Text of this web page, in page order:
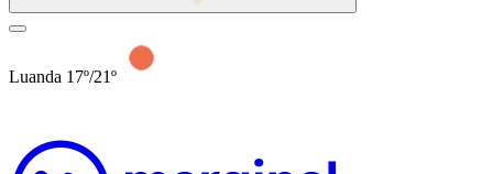
Luanda 17º/21º